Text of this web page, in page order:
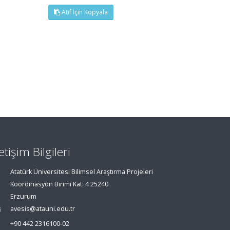
Atıf İçin Kopyala
Bilgileri
Atatürk Üniversitesi Bilimsel Araştırma Projeleri
Koordinasyon Birimi Kat: 4 25240
Erzurum
avesis@atauni.edu.tr
+90 442 2316100-02